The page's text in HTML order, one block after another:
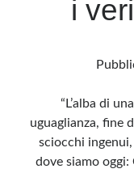
i
“L’alba di
uguaglianza, fine
sciocchi
dove siamo oggi: